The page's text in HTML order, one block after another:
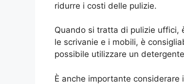
ridurre i costi delle pulizie.
Quando si tratta di pulizie uffici,
le scrivanie e i mobili, è
possibile utilizzare un
È anche importante